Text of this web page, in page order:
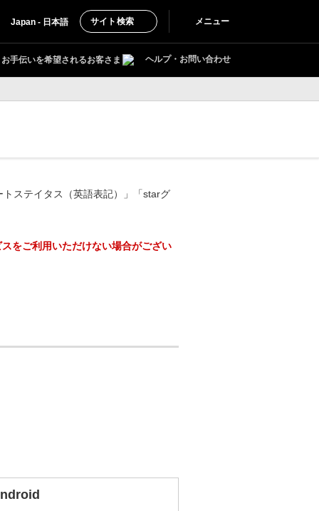
Japan - 日本語 サイト検索 メニュー
お手伝いを希望されるお客さま ヘルプ・お問い合わせ
ステイタス（英語表記）」「starグ
をご利用いただけない場合がござい